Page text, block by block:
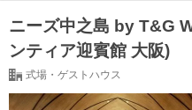
ニーズ中之島 by T&G
ンティア迎賓館 大阪)
式場・ゲストハウス